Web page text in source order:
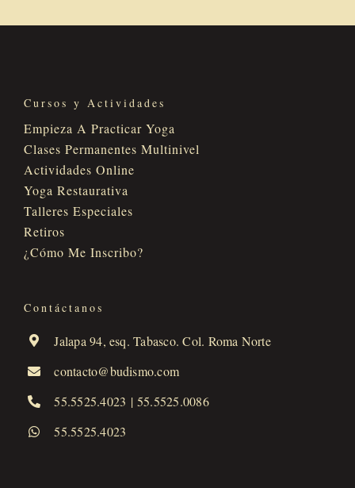
Cursos y Actividades
Empieza A Practicar Yoga
Clases Permanentes Multinivel
Actividades Online
Yoga Restaurativa
Talleres Especiales
Retiros
¿Cómo Me Inscribo?
Contáctanos
Jalapa 94, esq. Tabasco. Col. Roma Norte
contacto@budismo.com
55.5525.4023 | 55.5525.0086
55.5525.4023